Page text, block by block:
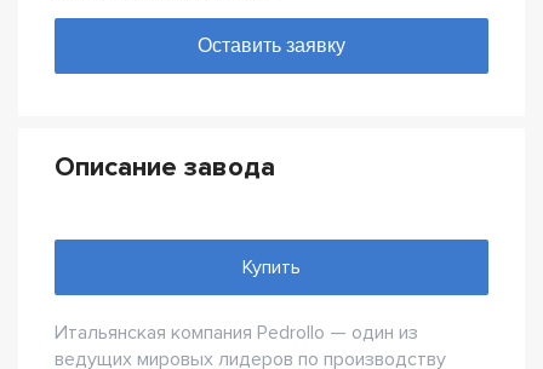
Описание завода
Купить
Итальянская компания Pedrollo — один из
ведущих мировых лидеров по производству